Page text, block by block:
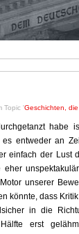
Topic 'Geschichten,
habe
entweder an
einfach der Lust
eher
unserer
könnte, dass
in die
erst